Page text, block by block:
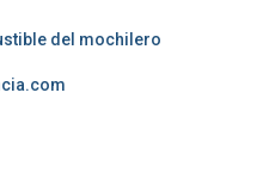
del mochilero